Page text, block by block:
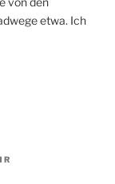
etwa. Ich